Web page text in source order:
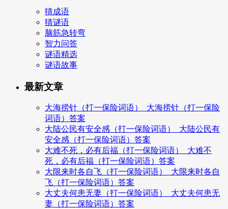
猜成语
猜谜语
脑筋急转弯
智力问答
谜语精选
谜语故事
最新文章
大海捞针（打一保险词语）_大海捞针（打一保险
词语）答案
大陆公民有安全感（打一保险词语）_大陆公民有
安全感（打一保险词语）答案
大难不死，必有后福（打一保险词语）_大难不
死，必有后福（打一保险词语）答案
大限来时各自飞（打一保险词语）_大限来时各自
飞（打一保险词语）答案
大丈夫何患无妻（打一保险词语）_大丈夫何患无
妻（打一保险词语）答案